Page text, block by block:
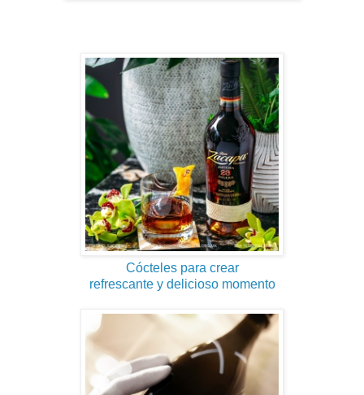
Cócteles para crear
refrescante y delicioso momento